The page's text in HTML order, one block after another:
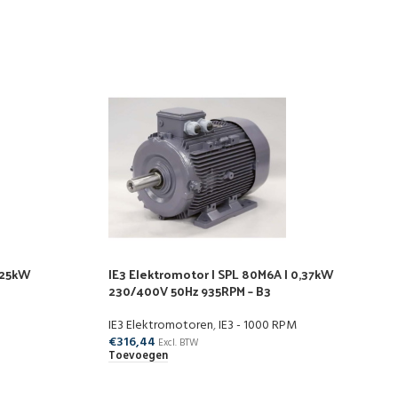
IE3 Elektromotor | SPL 80M6A | 0,37kW
230/400V 50Hz 935RPM – B3
IE3 Elektromotoren,IE3 - 1000 RPM
€316,44 Excl. BTW
Toevoegen